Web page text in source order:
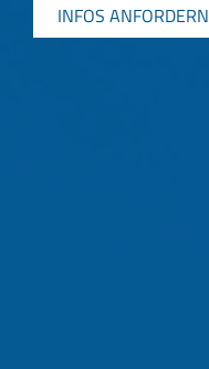
INFOS ANFORDERN